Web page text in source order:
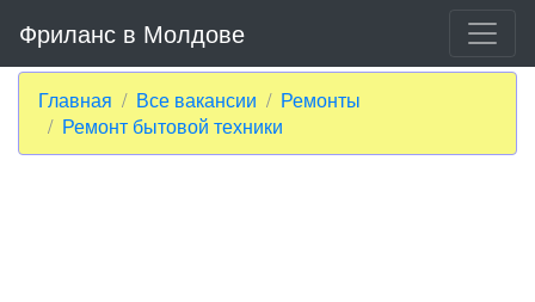
Фриланс в Молдове
Главная Все вакансии
Ремонты
Ремонт бытовой техники